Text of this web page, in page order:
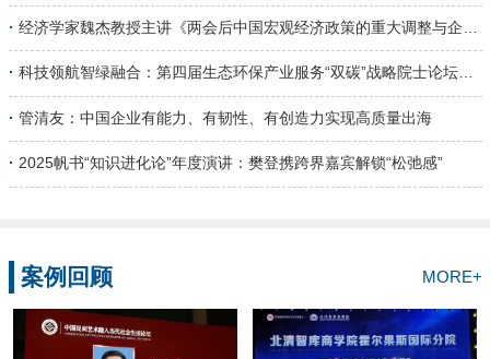
办公室、出台系列支持政...
授强调，构建自主可控的现代化产业体系是赢得
体系“全、大、多、密、强”优势的基础上，通过
· 经济学家魏杰教授主讲《两会后中国宏观经济政策的重大调整与企业机遇》专题讲座
· 科技领航智绿融合：第四届生态环保产业服务“双碳”战略院士论坛举行
· 管清友：中国企业有能力、有韧性、有创造力实现高质量出海
· 2025帆书“知识进化论”年度演讲：樊登携跨界嘉宾解锁“松弛感”
案例回顾 MORE+